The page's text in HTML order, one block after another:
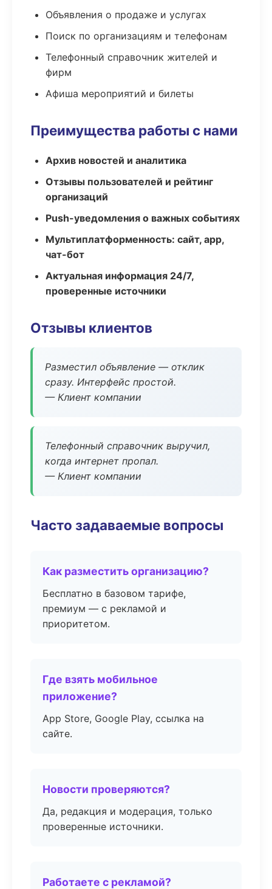
Объявления о продаже и услугах
Поиск по организациям и телефонам
Телефонный справочник жителей и
фирм
Афиша мероприятий и билеты
Преимущества работы с нами
Архив новостей и аналитика
Отзывы пользователей и рейтинг
организаций
Push-уведомления о важных событиях
Мультиплатформенность: сайт, app,
чат-бот
Актуальная информация 24/7,
проверенные источники
Отзывы клиентов
Разместил объявление — отклик
сразу. Интерфейс простой.
— Клиент компании
Телефонный справочник выручил,
когда интернет пропал.
— Клиент компании
Часто задаваемые вопросы
Как разместить организацию?
Бесплатно в базовом тарифе,
премиум — с рекламой и
приоритетом.
Где взять мобильное
приложение?
App Store, Google Play, ссылка на
сайте.
Новости проверяются?
Да, редакция и модерация, только
проверенные источники.
Работаете с рекламой?